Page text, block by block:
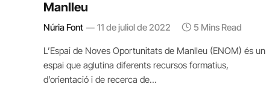
Manlleu
Núria Font 11 de juliol de 2022 5 Mins Read
L’Espai de Noves Oportunitats de Manlleu (ENOM) és un
espai que aglutina diferents recursos formatius,
d’orientació i de recerca de…